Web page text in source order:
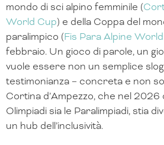
mondo di sci alpino femminile (
World Cup) e della Coppa del
paralimpico (Fis Para Alpine
febbraio. Un gioco di parole, un
vuole essere non un semplice
testimonianza – concreta e non
Cortina d’Ampezzo, che nel 2026
Olimpiadi sia le Paralimpiadi, stia
un hub dell’inclusività.